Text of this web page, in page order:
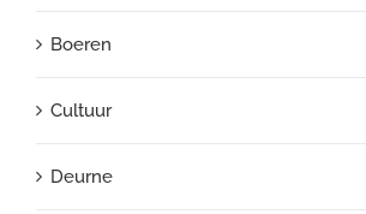
Boeren
Cultuur
Deurne